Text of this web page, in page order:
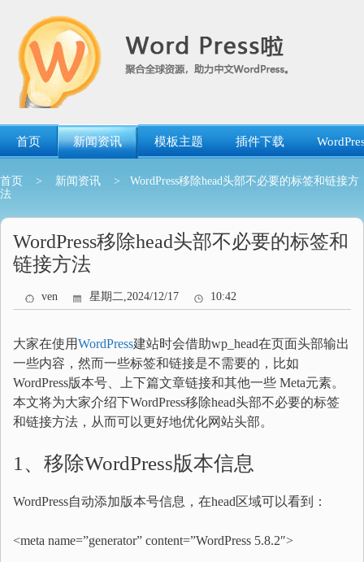
首页 新闻资讯 模板主题 插件下载
首页 > 新闻资讯
> WordPress移除head头部不必要的标签和链接方
法
WordPress移除head头部不必要的标签和
链接方法
ven 星期二,2024/12/17 10:42
大家在使用WordPress建站时会借助wp_head在页面头部输出
一些内容，然而一些标签和链接是不需要的，比如
WordPress版本号、上下篇文章链接和其他一些 Meta元素。
本文将为大家介绍下WordPress移除head头部不必要的标签
和链接方法，从而可以更好地优化网站头部。
1、移除WordPress版本信息
WordPress自动添加版本号信息，在head区域可以看到：
<meta name=”generator” content=”WordPress 5.8.2″>